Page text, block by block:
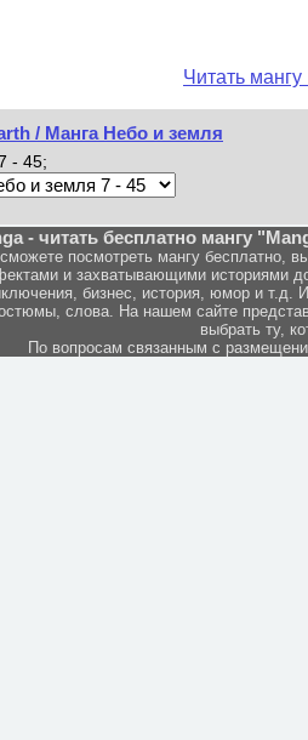
Читать
/ Манга Небо и земля
- 45;
- читать бесплатно мангу
посмотреть мангу бесплатно,
и захватывающими историями
бизнес, история, юмор и
слова. На нашем сайте
выбрать ту,
По вопросам связанным с